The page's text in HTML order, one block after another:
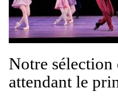
Notre sélection
attendant le